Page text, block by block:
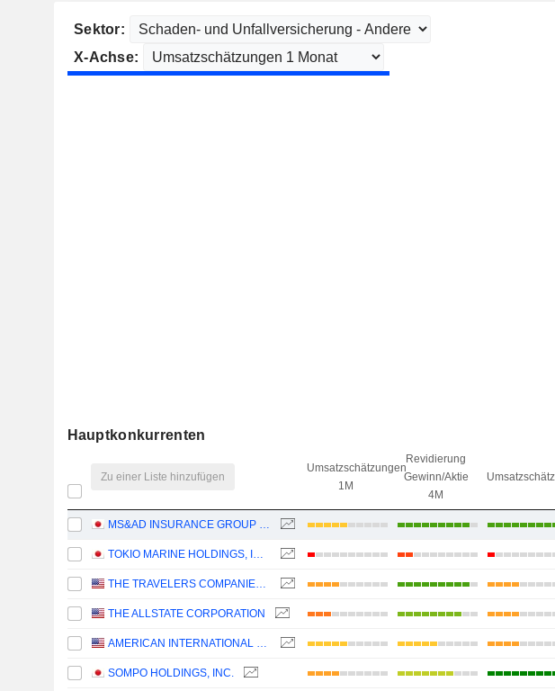
Sektor:
X-Achse:
Hauptkonkurrenten
Zu einer Liste hinzufügen
Umsatzschätzungen
1M
Revidierung
Gewinn/Aktie
4M
MS&AD INSURANCE GROUP HOLDINGS, INC.
TOKIO MARINE HOLDINGS, INC.
THE TRAVELERS COMPANIES, INC.
THE ALLSTATE CORPORATION
AMERICAN INTERNATIONAL GROUP, INC.
SOMPO HOLDINGS, INC.